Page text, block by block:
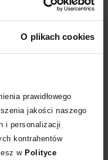
O plikach cookies
prawidłowego
jakości naszego
i personalizacji
kontrahentów
w Polityce
od 0 zł